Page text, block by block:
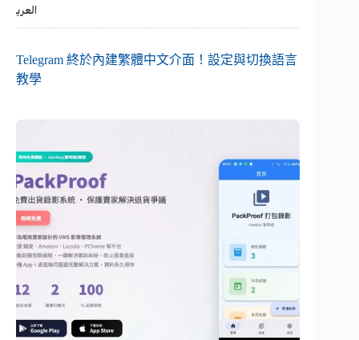
Telegram 終於內建繁體中文介面！設定與切換語言
教學